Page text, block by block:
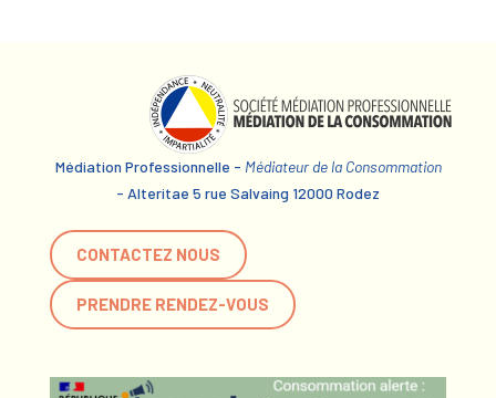
Médiation Professionnelle - Médiateur de la Consommation
- Alteritae 5 rue Salvaing 12000 Rodez
CONTACTEZ NOUS
PRENDRE RENDEZ-VOUS